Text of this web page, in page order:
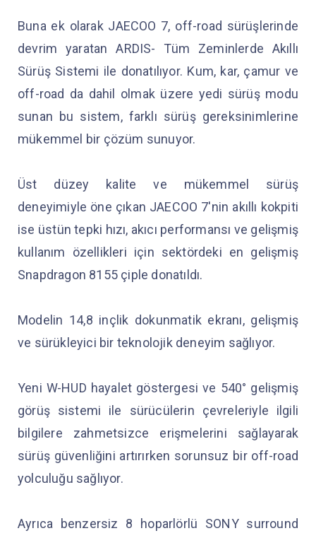
Buna ek olarak JAECOO 7, off-road sürüşlerinde
devrim yaratan ARDIS- Tüm Zeminlerde Akıllı
Sürüş Sistemi ile donatılıyor. Kum, kar, çamur ve
off-road da dahil olmak üzere yedi sürüş modu
sunan bu sistem, farklı sürüş gereksinimlerine
mükemmel bir çözüm sunuyor.
Üst düzey kalite ve mükemmel sürüş
deneyimiyle öne çıkan JAECOO 7'nin akıllı kokpiti
ise üstün tepki hızı, akıcı performansı ve gelişmiş
kullanım özellikleri için sektördeki en gelişmiş
Snapdragon 8155 çiple donatıldı.
Modelin 14,8 inçlik dokunmatik ekranı, gelişmiş
ve sürükleyici bir teknolojik deneyim sağlıyor.
Yeni W-HUD hayalet göstergesi ve 540° gelişmiş
görüş sistemi ile sürücülerin çevreleriyle ilgili
bilgilere zahmetsizce erişmelerini sağlayarak
sürüş güvenliğini artırırken sorunsuz bir off-road
yolculuğu sağlıyor.
Ayrıca benzersiz 8 hoparlörlü SONY surround